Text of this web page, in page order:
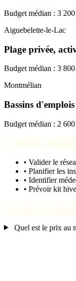
Budget médian : 3 200
Aiguebelette-le-Lac
Plage privée,
Budget médian : 3 800
Montmélian
Bassins
Budget médian : 2 600
• Valider le
• Planifier les
• Identifier
• Prévoir kit
Quel est le prix au